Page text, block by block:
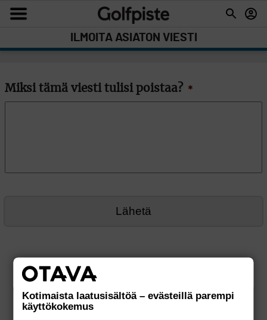
ILMOITA ASIATON VIESTI
Miksi tämä viesti tulisi poistaa? *
Kotimaista laatusisältöä – evästeillä parempi
käyttökokemus